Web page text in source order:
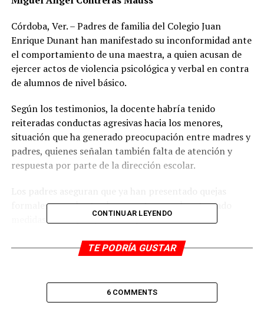
Córdoba, Ver. – Padres de familia del Colegio Juan
Enrique Dunant han manifestado su inconformidad ante
el comportamiento de una maestra, a quien acusan de
ejercer actos de violencia psicológica y verbal en contra
de alumnos de nivel básico.
Según los testimonios, la docente habría tenido
reiteradas conductas agresivas hacia los menores,
situación que ha generado preocupación entre madres y
padres, quienes señalan también falta de atención y
respuesta por parte de la dirección escolar.
Los padres aseguran que ya han presentado quejas
formales, pero hasta el momento no se han tomado
medidas claras por parte del plantel. Ante esta
Secretaría de Educación de Veracruz (SEV) para
“La escuela ha guardado silencio, mientras nuestros
CONTINUAR LEYENDO
TE PODRÍA GUSTAR
6 COMMENTS